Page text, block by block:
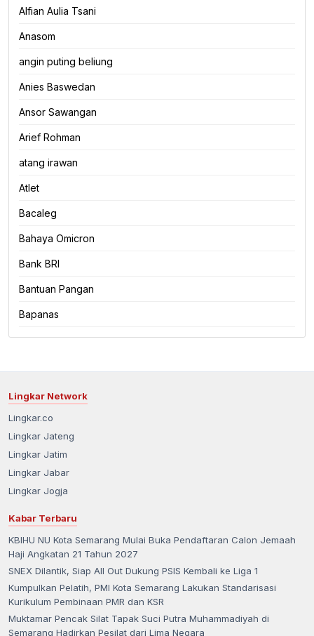
Alfian Aulia Tsani
Anasom
angin puting beliung
Anies Baswedan
Ansor Sawangan
Arief Rohman
atang irawan
Atlet
Bacaleg
Bahaya Omicron
Bank BRI
Bantuan Pangan
Bapanas
Lingkar Network
Lingkar.co
Lingkar Jateng
Lingkar Jatim
Lingkar Jabar
Lingkar Jogja
Kabar Terbaru
KBIHU NU Kota Semarang Mulai Buka Pendaftaran Calon Jemaah
Haji Angkatan 21 Tahun 2027
SNEX Dilantik, Siap All Out Dukung PSIS Kembali ke Liga 1
Kumpulkan Pelatih, PMI Kota Semarang Lakukan Standarisasi
Kurikulum Pembinaan PMR dan KSR
Muktamar Pencak Silat Tapak Suci Putra Muhammadiyah di
Semarang Hadirkan Pesilat dari Lima Negara